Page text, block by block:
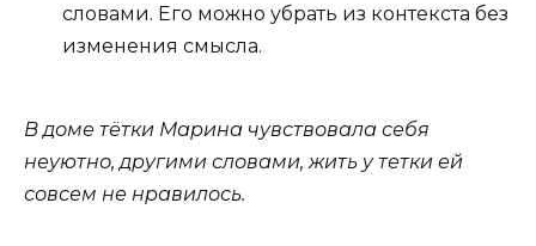
словами. Его можно убрать из контекста без
изменения смысла.
В доме тётки Марина чувствовала себя
неуютно, другими словами, жить у тетки ей
совсем не нравилось.